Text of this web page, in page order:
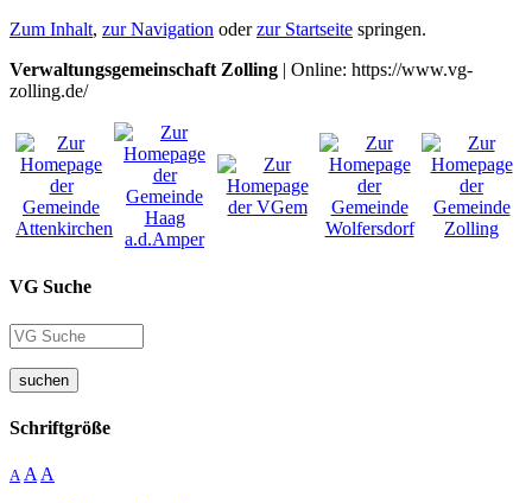
Zum Inhalt, zur Navigation oderzur Startseite springen.
Verwaltungsgemeinschaft Zolling | Online: https://www.vg-
zolling.de/
VG Suche
suchen
Schriftgröße
A A A